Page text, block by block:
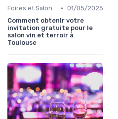
Foires et Salons Grand Public • 01/05/2025
Comment obtenir votre
invitation gratuite pour le
salon vin et terroir à
Toulouse